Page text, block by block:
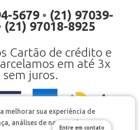
5679 • (21) 97039-
(21) 97018-8925
Cartão de crédito e
em até 3x
sem juros.
melhorar sua experiência de
análises de navegação e
Entre em contato